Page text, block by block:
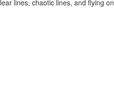
lines, chaotic lines, and flying on